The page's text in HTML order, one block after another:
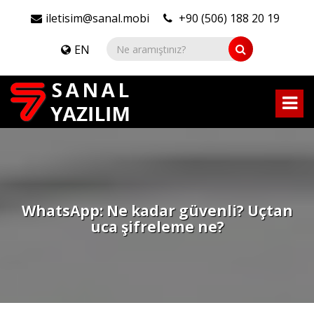
iletisim@sanal.mobi +90 (506) 188 20 19
EN
WhatsApp: Ne kadar güvenli? Uçtan
uca şifreleme ne?